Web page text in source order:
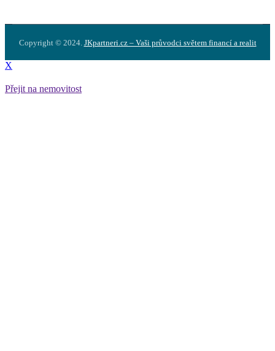
Copyright © 2024. JKpartneri.cz – Vaši průvodci světem financí a realit
X
Přejit na nemovitost